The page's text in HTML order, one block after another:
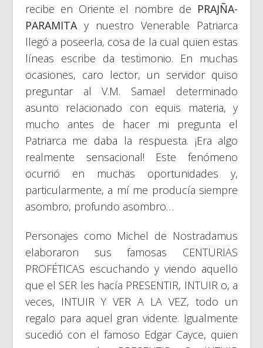
recibe en Oriente el nombre de PRAJÑA-
PARAMITA y nuestro Venerable Patriarca
llegó a poseerla, cosa de la cual quien estas
líneas escribe da testimonio. En muchas
ocasiones, caro lector, un servidor quiso
preguntar al V.M. Samael determinado
asunto relacionado con equis materia, y
mucho antes de hacer mi pregunta el
Patriarca me daba la respuesta. ¡Era algo
realmente sensacional! Este fenómeno
ocurrió en muchas oportunidades y,
particularmente, a mí me producía siempre
asombro, profundo asombro…
Personajes como Michel de Nostradamus
elaboraron sus famosas CENTURIAS
PROFÉTICAS escuchando y viendo aquello
que el SER les hacía PRESENTIR, INTUIR o, a
veces, INTUIR Y VER A LA VEZ, todo un
regalo para aquel gran vidente. Igualmente
sucedió con el famoso Edgar Cayce, quien